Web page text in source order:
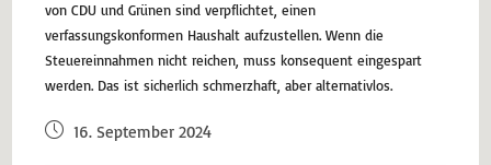
von CDU und Grünen sind verpflichtet, einen
verfassungskonformen Haushalt aufzustellen. Wenn die
Steuereinnahmen nicht reichen, muss konsequent eingespart
werden. Das ist sicherlich schmerzhaft, aber alternativlos.
16. September 2024